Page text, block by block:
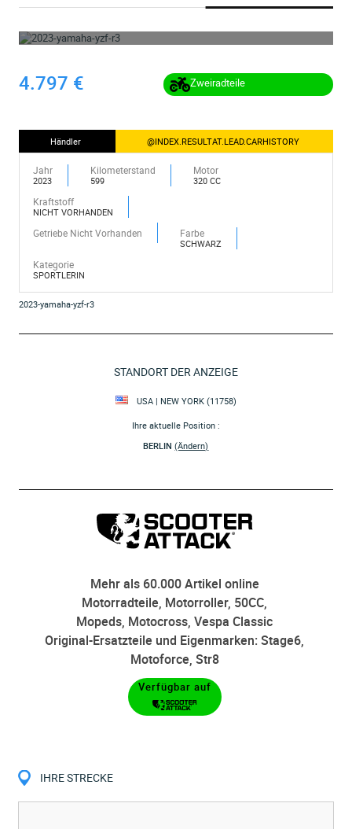
4.797 € Zweiradteile
Händler @INDEX.RESULTAT.LEAD.CARHISTORY
Jahr
2023
Kilometerstand
599
Motor
320 CC
Kraftstoff
NICHT VORHANDEN
Getriebe Nicht Vorhanden Farbe
SCHWARZ
Kategorie
SPORTLERIN
2023-yamaha-yzf-r3
STANDORT DER ANZEIGE
USA | NEW YORK (11758)
Ihre aktuelle Position :
BERLIN(Ändern)
Mehr als 60.000 Artikel online
Motorradteile, Motorroller, 50CC,
Mopeds, Motocross, Vespa Classic
Original-Ersatzteile und Eigenmarken: Stage6,
Motoforce, Str8
Verfügbar auf
IHRE STRECKE